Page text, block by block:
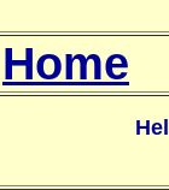
Home